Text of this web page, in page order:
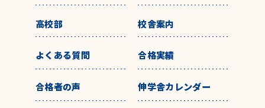
高校部 校舎案内
よくある質問 合格実績
合格者の声 伸学舎カレンダー